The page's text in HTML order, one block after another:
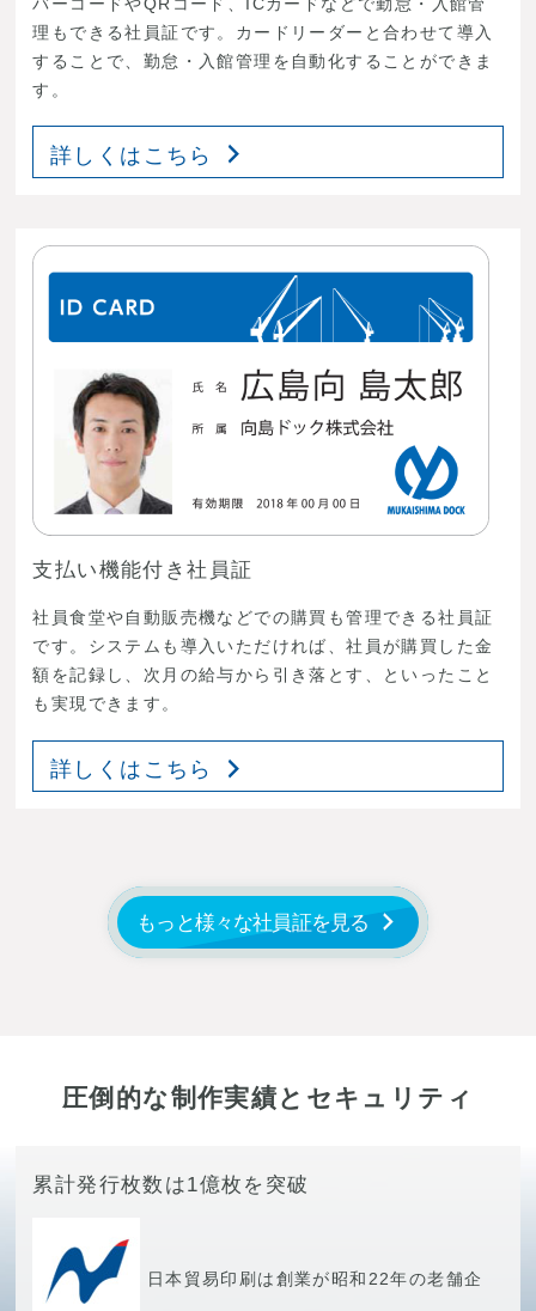
理もできる社員証です。カードリーダーと合わせて導入
することで、勤怠・入館管理を自動化することができま
す。
詳しくはこちら
支払い機能付き社員証
社員食堂や自動販売機などでの購買も管理できる社員証
です。システムも導入いただければ、社員が購買した金
額を記録し、次月の給与から引き落とす、といったこと
も実現できます。
詳しくはこちら
もっと様々な社員証を見る
圧倒的な制作実績とセキュリティ
累計発行枚数は1億枚を突破
日本貿易印刷は創業が昭和22年の老舗企